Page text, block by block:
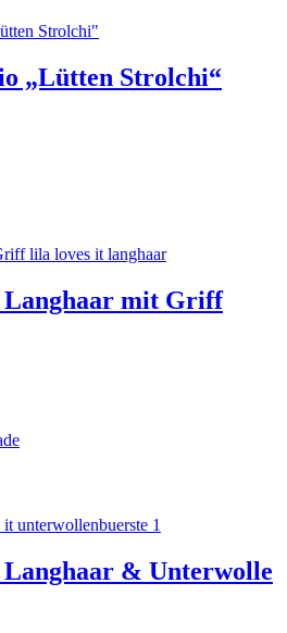
„Lütten Strolchi“
Langhaar mit Griff
& Unterwolle